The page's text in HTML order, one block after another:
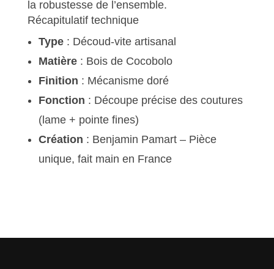
la robustesse de l’ensemble.
Récapitulatif technique
Type: Découd-vite artisanal
Matière: Bois de Cocobolo
Finition : Mécanisme doré
Fonction : Découpe précise des coutures
(lame + pointe fines)
Création : Benjamin Pamart – Pièce
unique, fait main en France